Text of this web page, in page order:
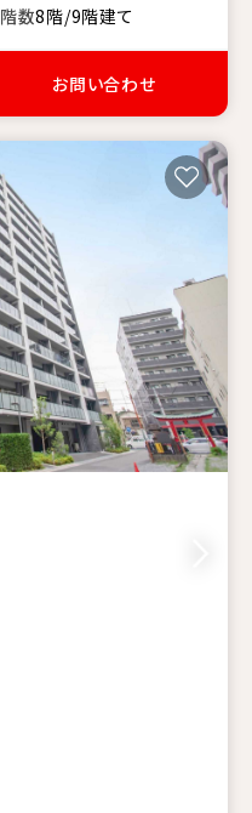
階数8階/9階建て
お問い合わせ